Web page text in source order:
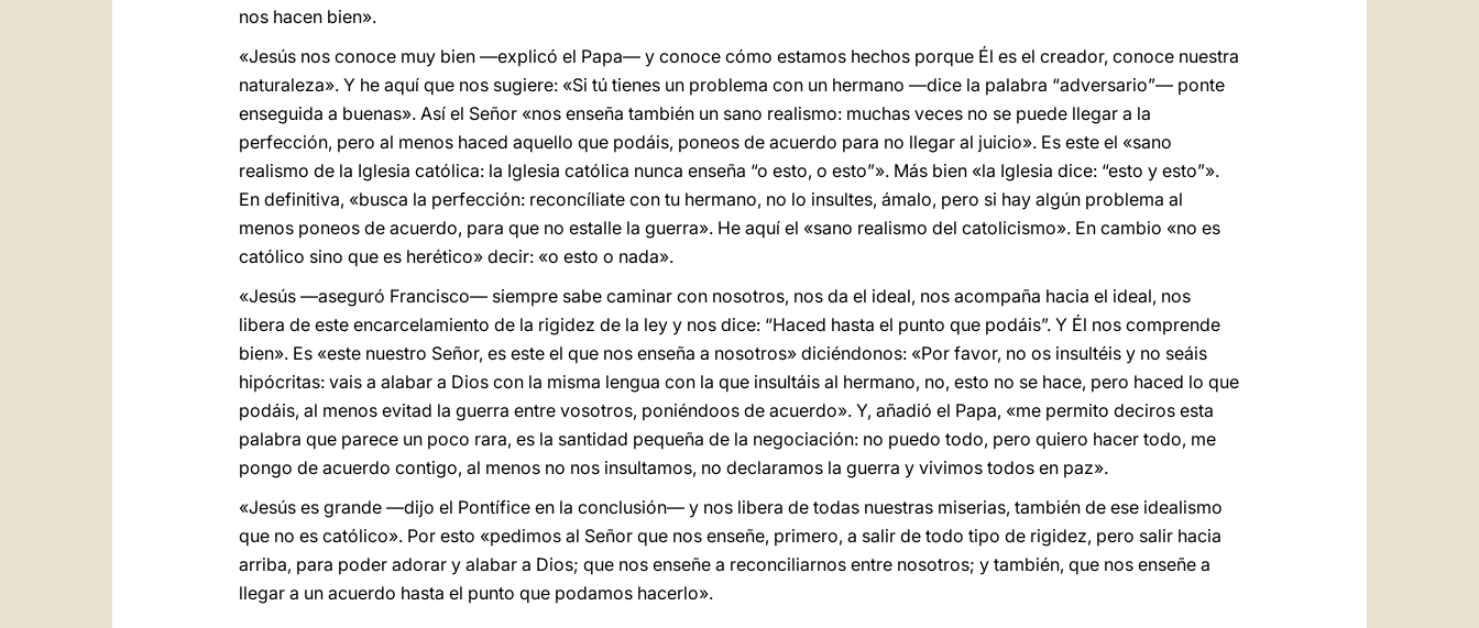
nos hacen bien».
«Jesús nos conoce muy bien —explicó el Papa— y conoce cómo estamos hechos porque Él es el creador, conoce nuestra
naturaleza». Y he aquí que nos sugiere: «Si tú tienes un problema con un hermano —dice la palabra “adversario”— ponte
enseguida a buenas». Así el Señor «nos enseña también un sano realismo: muchas veces no se puede llegar a la
perfección, pero al menos haced aquello que podáis, poneos de acuerdo para no llegar al juicio». Es este el «sano
realismo de la Iglesia católica: la Iglesia católica nunca enseña “o esto, o esto”». Más bien «la Iglesia dice: “esto y esto”».
En definitiva, «busca la perfección: reconcíliate con tu hermano, no lo insultes, ámalo, pero si hay algún problema al
menos poneos de acuerdo, para que no estalle la guerra». He aquí el «sano realismo del catolicismo». En cambio «no es
católico sino que es herético» decir: «o esto o nada».
«Jesús —aseguró Francisco— siempre sabe caminar con nosotros, nos da el ideal, nos acompaña hacia el ideal, nos
libera de este encarcelamiento de la rigidez de la ley y nos dice: “Haced hasta el punto que podáis”. Y Él nos comprende
bien». Es «este nuestro Señor, es este el que nos enseña a nosotros» diciéndonos: «Por favor, no os insultéis y no seáis
hipócritas: vais a alabar a Dios con la misma lengua con la que insultáis al hermano, no, esto no se hace, pero haced lo que
podáis, al menos evitad la guerra entre vosotros, poniéndoos de acuerdo». Y, añadió el Papa, «me permito deciros esta
palabra que parece un poco rara, es la santidad pequeña de la negociación: no puedo todo, pero quiero hacer todo, me
pongo de acuerdo contigo, al menos no nos insultamos, no declaramos la guerra y vivimos todos en paz».
«Jesús es grande —dijo el Pontífice en la conclusión— y nos libera de todas nuestras miserias, también de ese idealismo
que no es católico». Por esto «pedimos al Señor que nos enseñe, primero, a salir de todo tipo de rigidez, pero salir hacia
arriba, para poder adorar y alabar a Dios; que nos enseñe a reconciliarnos entre nosotros; y también, que nos enseñe a
llegar a un acuerdo hasta el punto que podamos hacerlo».